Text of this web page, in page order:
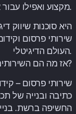
מקצוע ואפילו עבור אנשים פרטיים.
שירותי פרסום
העולם הדיגיטלי.
אז מה הם השירותים אותם אנחנו מספקים?
שירותי פרסום –
כתיבה ובנייה של
החשיפה ברשת.